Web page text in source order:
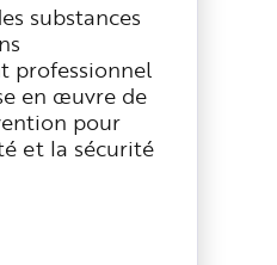
substances
professionnel
en œuvre de
pour
et la sécurité